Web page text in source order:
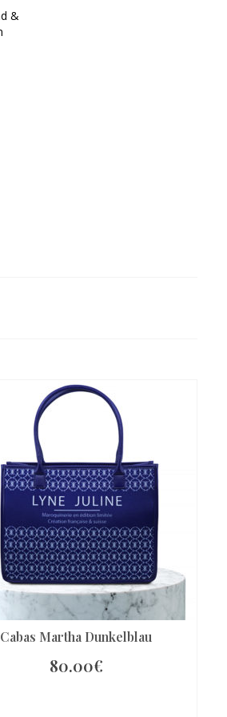
&
Cabas Martha Dunkelblau
80.00€